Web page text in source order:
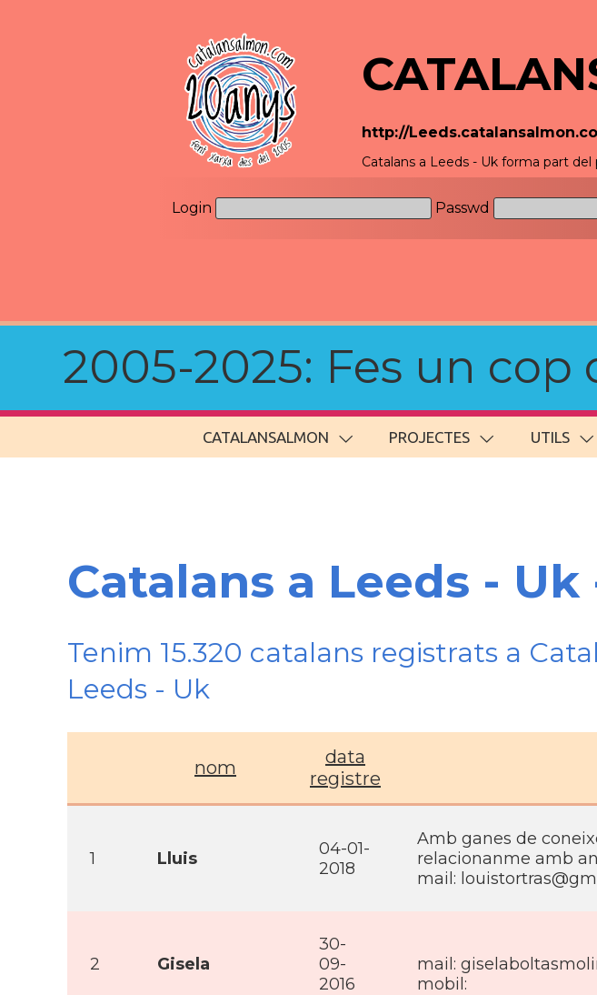
http://
Catalans a Leeds - Uk forma part del
Login Passwd
2005-2025: Fes un cop
CATALANSALMON PROJECTES UTILS
Catalans a Leeds - Uk
Tenim 15.320 catalans registrats a
Leeds - Uk
nom
data
registre
1 Lluis
04-01-
2018
Amb ganes de
relacionanme amb
mail:
2 Gisela
30-
09-
2016
mail:
mobil: